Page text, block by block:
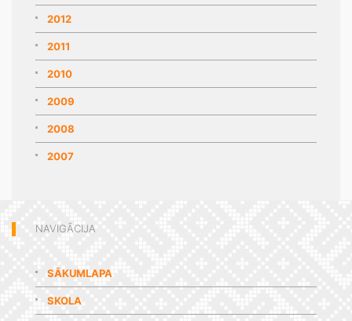
2012
2011
2010
2009
2008
2007
NAVIGĀCIJA
SĀKUMLAPA
SKOLA